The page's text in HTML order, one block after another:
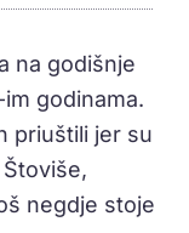
na godišnje
godinama.
priuštili jer su
negdje stoje